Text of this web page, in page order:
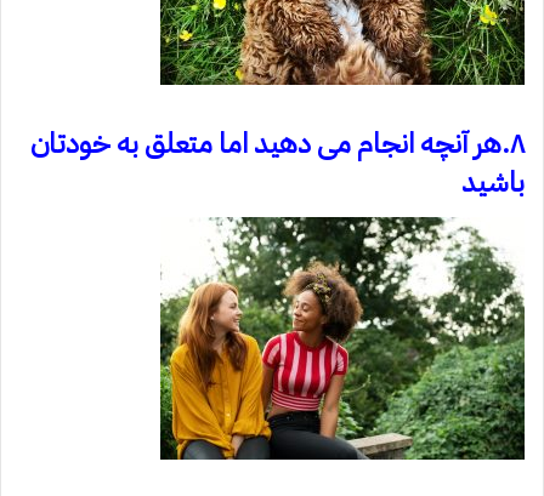
۸.هر آنچه انجام می دهید اما متعلق به خودتان
باشید